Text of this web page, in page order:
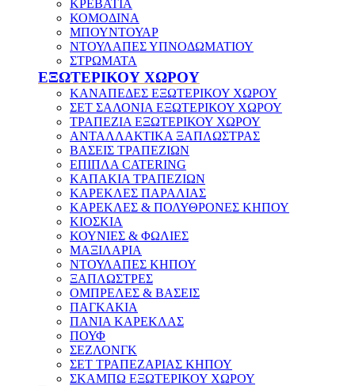
ΚΡΕΒΑΤΙΑ
ΚΟΜΟΔΙΝΑ
ΜΠΟΥΝΤΟΥΑΡ
ΝΤΟΥΛΑΠΕΣ ΥΠΝΟΔΩΜΑΤΙΟΥ
ΣΤΡΩΜΑΤΑ
ΕΞΩΤΕΡΙΚΟΥ ΧΩΡΟΥ
ΚΑΝΑΠΕΔΕΣ ΕΞΩΤΕΡΙΚΟΥ ΧΩΡΟΥ
ΣΕΤ ΣΑΛΟΝΙΑ ΕΞΩΤΕΡΙΚΟΥ ΧΩΡΟΥ
ΤΡΑΠΕΖΙΑ ΕΞΩΤΕΡΙΚΟΥ ΧΩΡΟΥ
ΑΝΤΑΛΛΑΚΤΙΚΑ ΞΑΠΛΩΣΤΡΑΣ
ΒΑΣΕΙΣ ΤΡΑΠΕΖΙΩΝ
ΕΠΙΠΛΑ CATERING
ΚΑΠΑΚΙΑ ΤΡΑΠΕΖΙΩΝ
ΚΑΡΕΚΛΕΣ ΠΑΡΑΛΙΑΣ
ΚΑΡΕΚΛΕΣ & ΠΟΛΥΘΡΟΝΕΣ ΚΗΠΟΥ
ΚΙΟΣΚΙΑ
ΚΟΥΝΙΕΣ & ΦΩΛΙΕΣ
ΜΑΞΙΛΑΡΙΑ
ΝΤΟΥΛΑΠΕΣ ΚΗΠΟΥ
ΞΑΠΛΩΣΤΡΕΣ
ΟΜΠΡΕΛΕΣ & ΒΑΣΕΙΣ
ΠΑΓΚΑΚΙΑ
ΠΑΝΙΑ ΚΑΡΕΚΛΑΣ
ΠΟΥΦ
ΣΕΖΛΟΝΓΚ
ΣΕΤ ΤΡΑΠΕΖΑΡΙΑΣ ΚΗΠΟΥ
ΣΚΑΜΠΩ ΕΞΩΤΕΡΙΚΟΥ ΧΩΡΟΥ